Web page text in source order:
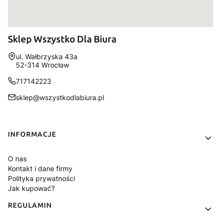
Sklep Wszystko Dla Biura
Adres:
ul. Wałbrzyska 43a
52-314 Wrocław
717142223
sklep@wszystkodlabiura.pl
Linki w stopce
INFORMACJE
O nas
Kontakt i dane firmy
Polityka prywatności
Jak kupować?
REGULAMIN